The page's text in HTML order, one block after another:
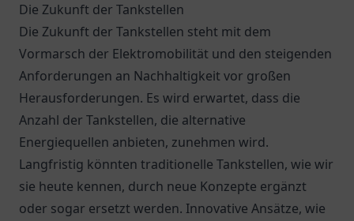
Die Zukunft der Tankstellen
Die Zukunft der Tankstellen steht mit dem
Vormarsch der Elektromobilität und den steigenden
Anforderungen an Nachhaltigkeit vor großen
Herausforderungen. Es wird erwartet, dass die
Anzahl der Tankstellen, die alternative
Energiequellen anbieten, zunehmen wird.
Langfristig könnten traditionelle Tankstellen, wie wir
sie heute kennen, durch neue Konzepte ergänzt
oder sogar ersetzt werden. Innovative Ansätze, wie